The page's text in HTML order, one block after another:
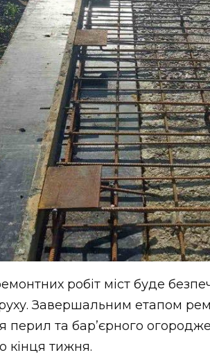
робіт міст буде
Завершальним етапом
перил та бар’єрного
кінця тижня.